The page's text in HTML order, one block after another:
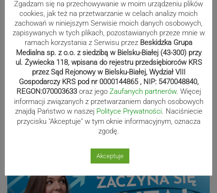
Paweł Czycharowski przestał być
radnym Cieszyna
Blisko 60 tysięcy osób w Polsce
pobiera świadczenie Mama 4 plus.
Najwięcej w województwie śląskim
Reklama
Zgadzam się na przechowywanie w moim urządzeniu plików
cookies, jak też na przetwarzanie w celach analizy moich
zachowań w niniejszym Serwisie moich danych osobowych,
zapisywanych w tych plikach, pozostawianych przeze mnie w
ramach korzystania z Serwisu przez Beskidzka Grupa
Medialna sp. z o.o. z siedzibą w Bielsku-Białej (43-300) przy
ul. Żywiecka 118, wpisana do rejestru przedsiębiorców KRS
przez Sąd Rejonowy w Bielsku-Białej, Wydział VIII
Gospodarczy KRS pod nr 0000144865 , NIP: 5470048840,
REGON:070003633 oraz jego Zaufanych partnerów. Więcej
informacji związanych z przetwarzaniem danych osobowych
znajdą Państwo w naszej Polityce Prywatności. Naciśniecie
przycisku "Akceptuje" w tym oknie informacyjnym, oznacza
zgodę.
Akceptuje